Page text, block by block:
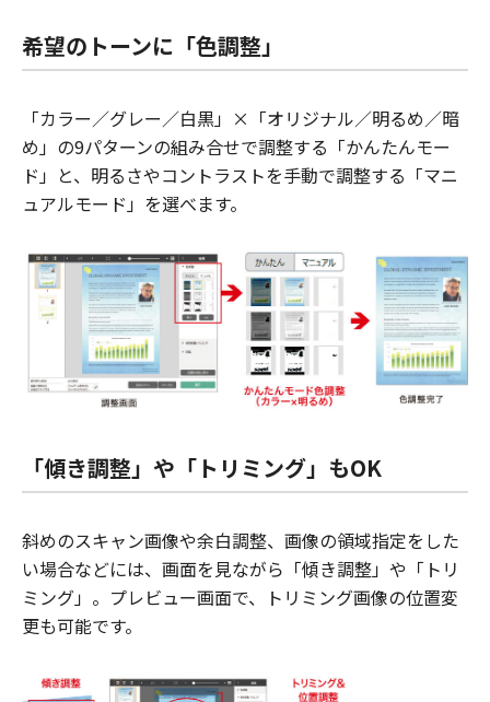
希望のトーンに「色調整」
「カラー／グレー／白黒」×「オリジナル／明るめ／暗
め」の9パターンの組み合せで調整する「かんたんモー
ド」と、明るさやコントラストを手動で調整する「マニ
ュアルモード」を選べます。
「傾き調整」や「トリミング」もOK
斜めのスキャン画像や余白調整、画像の領域指定をした
い場合などには、画面を見ながら「傾き調整」や「トリ
ミング」。プレビュー画面で、トリミング画像の位置変
更も可能です。